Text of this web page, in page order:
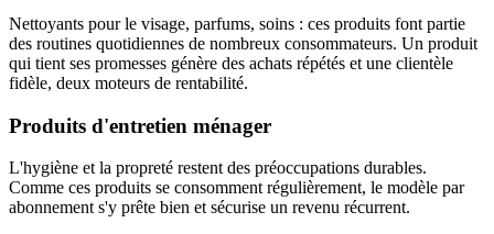
Nettoyants pour le visage, parfums, soins : ces produits font partie
des routines quotidiennes de nombreux consommateurs. Un produit
qui tient ses promesses génère des achats répétés et une clientèle
fidèle, deux moteurs de rentabilité.
Produits d'entretien ménager
L'hygiène et la propreté restent des préoccupations durables.
Comme ces produits se consomment régulièrement, le modèle par
abonnement s'y prête bien et sécurise un revenu récurrent.